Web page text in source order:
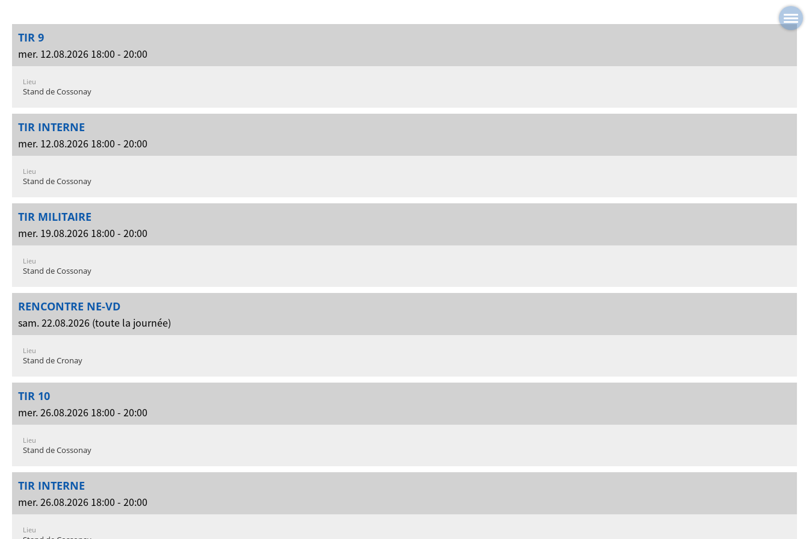
TIR 9
mer. 12.08.2026 18:00 - 20:00
Lieu
Stand de Cossonay
TIR INTERNE
mer. 12.08.2026 18:00 - 20:00
Lieu
Stand de Cossonay
TIR MILITAIRE
mer. 19.08.2026 18:00 - 20:00
Lieu
Stand de Cossonay
RENCONTRE NE-VD
sam. 22.08.2026 (toute la journée)
Lieu
Stand de Cronay
TIR 10
mer. 26.08.2026 18:00 - 20:00
Lieu
Stand de Cossonay
TIR INTERNE
mer. 26.08.2026 18:00 - 20:00
Lieu